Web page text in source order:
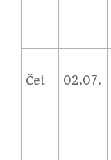
Čet 02.07.